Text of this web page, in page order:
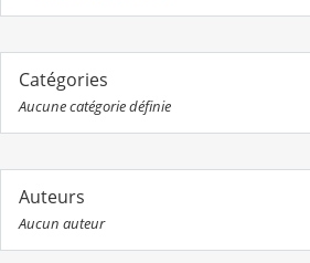
Catégories
Aucune catégorie définie
Auteurs
Aucun auteur